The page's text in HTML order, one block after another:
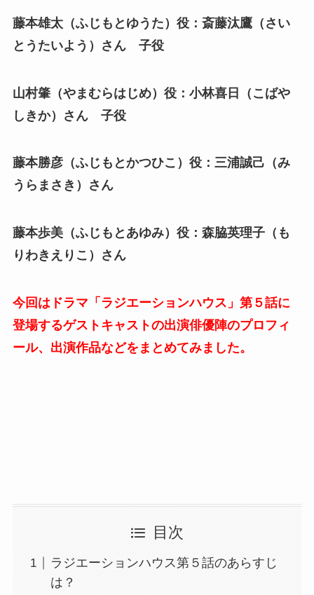
藤本雄太（ふじもとゆうた）役：斎藤汰鷹（さい
とうたいよう）さん 子役
山村肇（やまむらはじめ）役：小林喜日（こばや
しきか）さん 子役
藤本勝彦（ふじもとかつひこ）役：三浦誠己（み
うらまさき）さん
藤本歩美（ふじもとあゆみ）役：森脇英理子（も
りわきえりこ）さん
今回はドラマ「ラジエーションハウス」第５話に
登場するゲストキャストの出演俳優陣のプロフィ
ール、出演作品などをまとめてみました。
目次
ラジエーションハウス第５話のあらすじ
は？